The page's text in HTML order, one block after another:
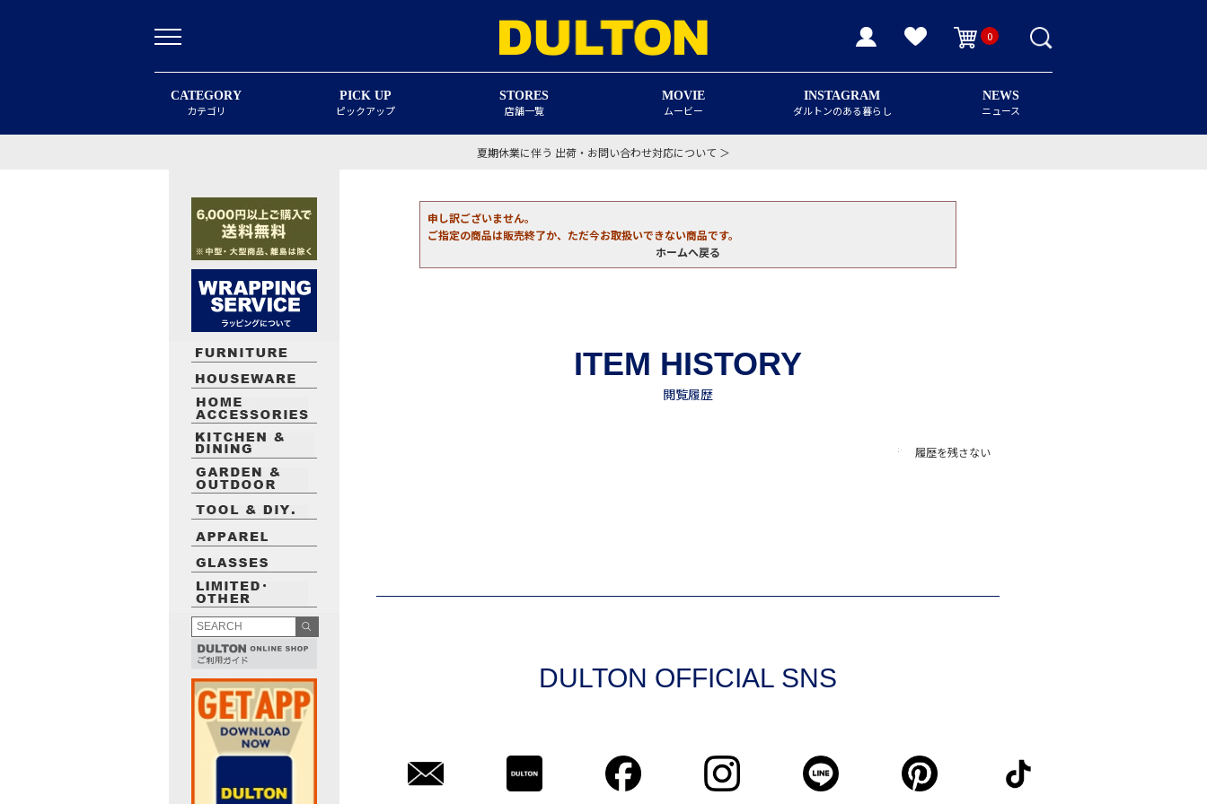
0
CATEGORY
カテゴリ
PICK UP
ピックアップ
STORES
店舗一覧
MOVIE
ムービー
INSTAGRAM
ダルトンのある暮らし
NEWS
ニュース
夏期休業に伴う 出荷・お問い合わせ対応について ＞
申し訳ございません。
ご指定の商品は販売終了か、ただ今お取扱いできない商品です。
ホームへ戻る
履歴を残さない
DULTON OFFICIAL SNS